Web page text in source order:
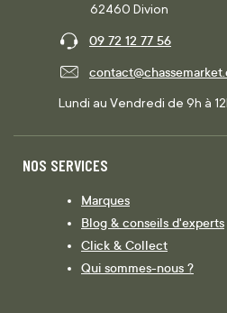
62460 Divion
09 72 12 77 56
Lundi au Vendredi de 9h à
NOS SERVICES
Marques
Blog & conseils d'experts
Click & Collect
Qui sommes-nous ?